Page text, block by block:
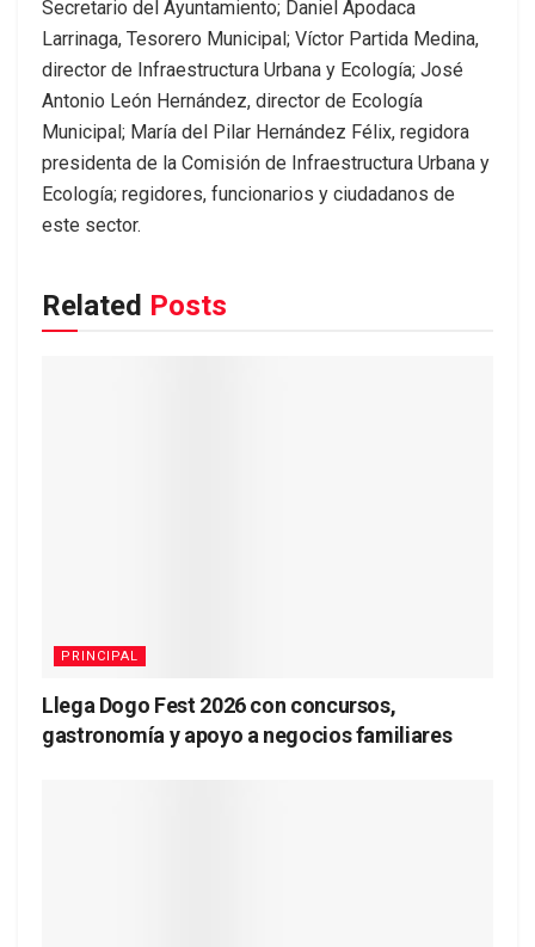
Secretario del Ayuntamiento; Daniel Apodaca
Larrinaga, Tesorero Municipal; Víctor Partida Medina,
director de Infraestructura Urbana y Ecología; José
Antonio León Hernández, director de Ecología
Municipal; María del Pilar Hernández Félix, regidora
presidenta de la Comisión de Infraestructura Urbana y
Ecología; regidores, funcionarios y ciudadanos de
este sector.
Related Posts
PRINCIPAL
Llega Dogo Fest 2026 con concursos,
gastronomía y apoyo a negocios familiares